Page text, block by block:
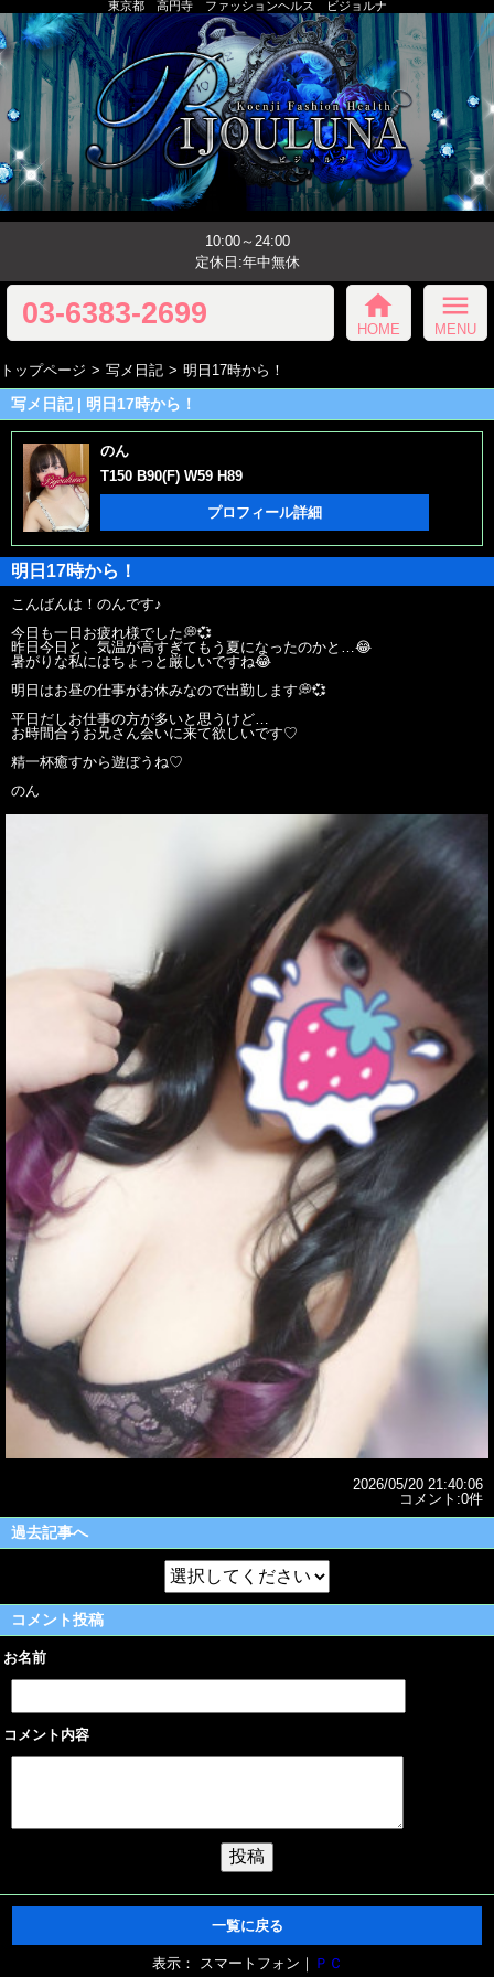
東京都 高円寺 ファッションヘルス ビジョルナ
10:00～24:00
定休日:年中無休
03-6383-2699 home
HOME
menu
MENU
トップページ 写メ日記 明日17時から！
写メ日記 | 明日17時から！
のん
T150 B90(F) W59 H89
プロフィール詳細
明日17時から！
こんばんは！のんです♪
今日も一日お疲れ様でした💭💞
昨日今日と、気温が高すぎてもう夏になったのかと…😂
暑がりな私にはちょっと厳しいですね😂
明日はお昼の仕事がお休みなので出勤します💭💞
平日だしお仕事の方が多いと思うけど…
お時間合うお兄さん会いに来て欲しいです♡
精一杯癒すから遊ぼうね♡
のん
2026/05/20 21:40:06
コメント:0件
過去記事へ
コメント投稿
お名前
コメント内容
一覧に戻る
表示： スマートフォン｜ ＰＣ